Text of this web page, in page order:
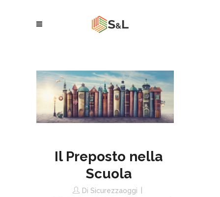
Il Preposto nella
Scuola
Di Sicurezzaoggi